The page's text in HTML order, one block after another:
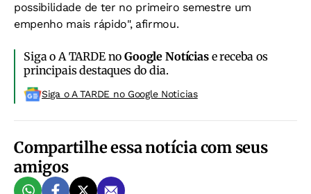
possibilidade de ter no primeiro semestre um
empenho mais rápido", afirmou.
Siga o A TARDE noGoogle Notíciase receba os
principais destaques do dia.
Siga o A TARDE no Google Noticias
Compartilhe essa notícia com seus
amigos